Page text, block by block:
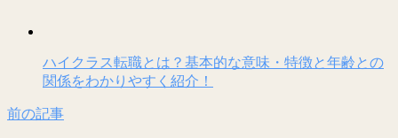
ハイクラス転職とは？基本的な意味・特徴と年齢との
関係をわかりやすく紹介！
前の記事